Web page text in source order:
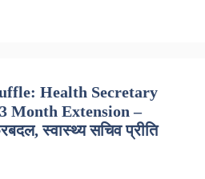
Health Secretary
Month Extension –
स्वास्थ्य सचिव प्रीति